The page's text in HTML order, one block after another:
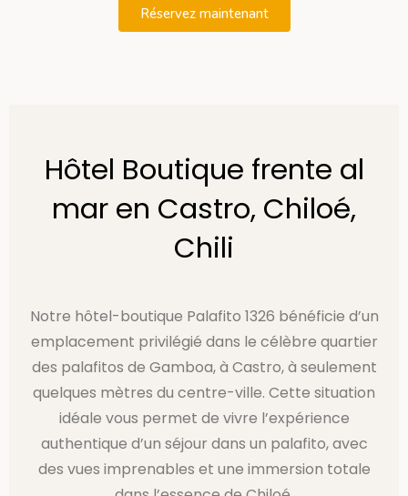
Réservez maintenant
Hôtel Boutique frente al
mar en Castro, Chiloé,
Chili​
Notre hôtel-boutique Palafito 1326 bénéficie d’un
emplacement privilégié dans le célèbre quartier
des palafitos de Gamboa, à Castro, à seulement
quelques mètres du centre-ville. Cette situation
idéale vous permet de vivre l’expérience
authentique d’un séjour dans un palafito, avec
des vues imprenables et une immersion totale